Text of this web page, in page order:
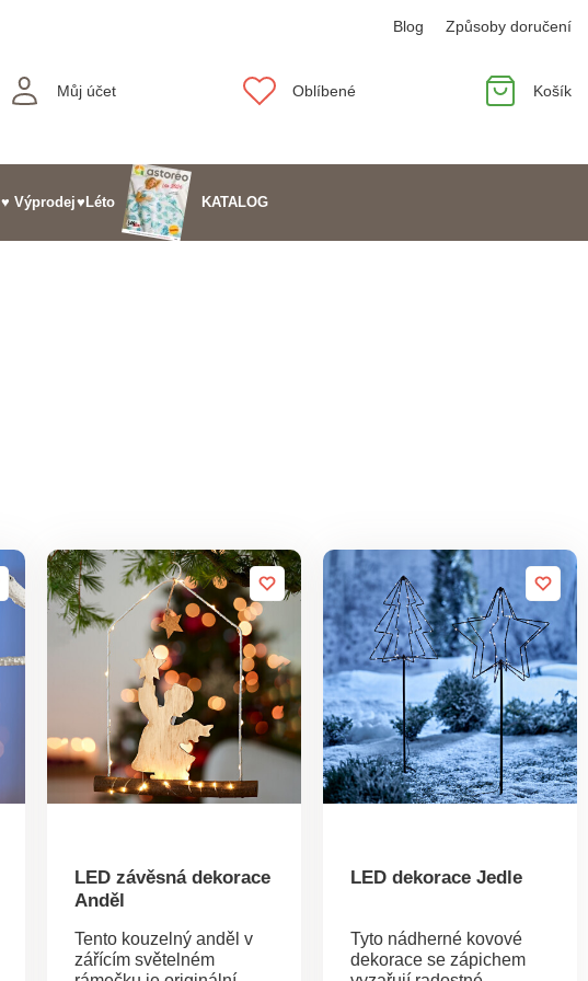
Blog Způsoby doručení
Můj účet Oblíbené Košík
♥ Výprodej♥Léto KATALOG
LED závěsná dekorace
Anděl
Tento kouzelný anděl v
zářícím světelném
LED dekorace Jedle
Tyto nádherné kovové
dekorace se zápichem